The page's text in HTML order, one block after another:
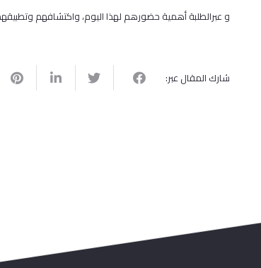
و عبرالطلبة أهمية حضورهم لهذا اليوم، واكتشافهم
شارك المقال عبر: